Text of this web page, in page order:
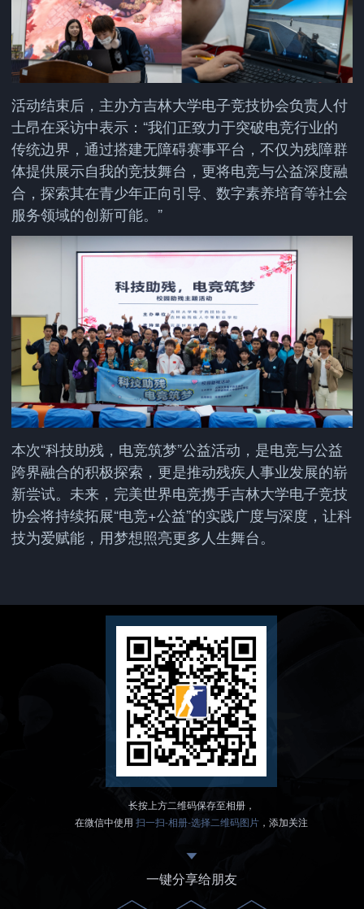
活动结束后，主办方吉林大学电子竞技协会负责人付
士昂在采访中表示：“我们正致力于突破电竞行业的
传统边界，通过搭建无障碍赛事平台，不仅为残障群
体提供展示自我的竞技舞台，更将电竞与公益深度融
合，探索其在青少年正向引导、数字素养培育等社会
服务领域的创新可能。”
本次“科技助残，电竞筑梦”公益活动，是电竞与公益
跨界融合的积极探索，更是推动残疾人事业发展的崭
新尝试。未来，完美世界电竞携手吉林大学电子竞技
协会将持续拓展“电竞+公益”的实践广度与深度，让科
技为爱赋能，用梦想照亮更多人生舞台。
长按上方二维码保存至相册，
在微信中使用扫一扫-相册-选择二维码图片 ，添加关注
一键分享给朋友